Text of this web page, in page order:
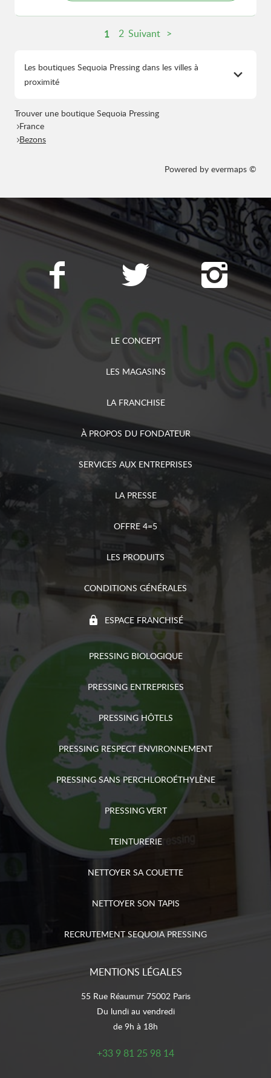
1 2 Suivant
Les boutiques Sequoia Pressing dans les villes à
proximité
Trouver une boutique Sequoia Pressing
France
Bezons
Powered by evermaps ©
LE CONCEPT
LES MAGASINS
LA FRANCHISE
À PROPOS DU FONDATEUR
SERVICES AUX ENTREPRISES
LA PRESSE
OFFRE 4=5
LES PRODUITS
CONDITIONS GÉNÉRALES
ESPACE FRANCHISÉ
PRESSING BIOLOGIQUE
PRESSING ENTREPRISES
PRESSING HÔTELS
PRESSING RESPECT ENVIRONNEMENT
PRESSING SANS PERCHLOROÉTHYLÈNE
PRESSING VERT
TEINTURERIE
NETTOYER SA COUETTE
NETTOYER SON TAPIS
RECRUTEMENT SEQUOIA PRESSING
MENTIONS LÉGALES
55 Rue Réaumur 75002 Paris
Du lundi au vendredi
de 9h à 18h
+33 9 81 25 98 14